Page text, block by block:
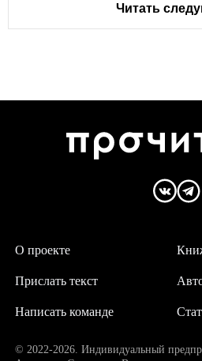
Читать
О проекте
Написать команде
Прислать текст
© 2022-2026. Индивидуальный